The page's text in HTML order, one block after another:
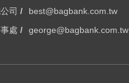
司 /
best@bagbank.com.tw
處 /
george@bagbank.com.tw